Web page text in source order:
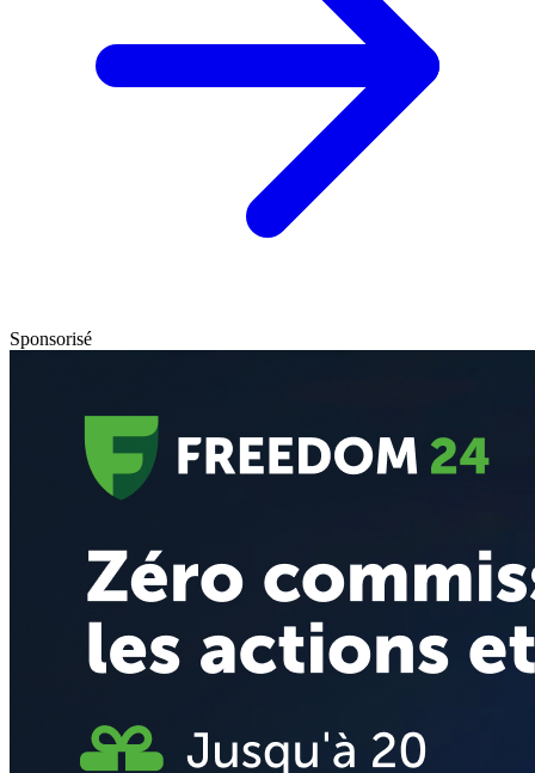
Sponsorisé